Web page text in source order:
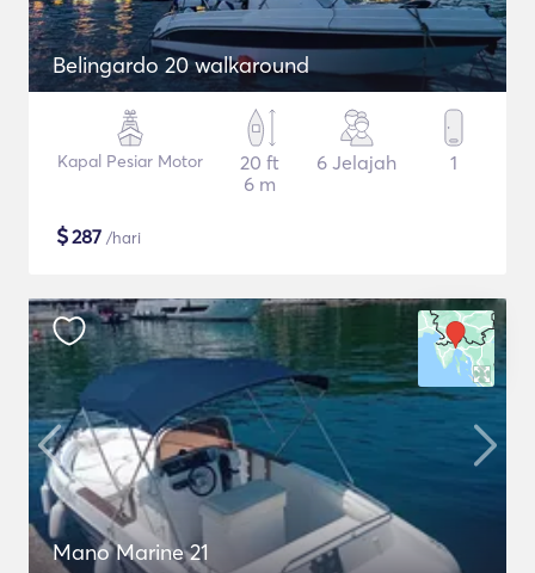
Belingardo 20 walkaround
Kapal Pesiar Motor
20 ft
6 m
6 Jelajah 1
$287 /hari
Mano Marine 21